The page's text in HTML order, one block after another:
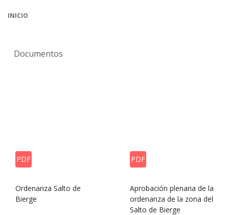
INICIO
Documentos
PDF
Ordenanza Salto de
Bierge
PDF
Aprobación plenaria de la
ordenanza de la zona del
Salto de Bierge